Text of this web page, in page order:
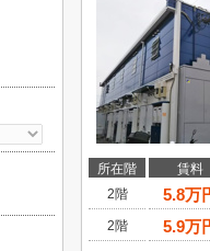
所在階 賃料
2階
5.8万
2階
5.9万